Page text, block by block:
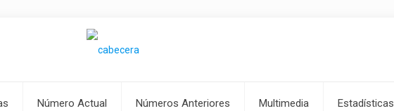
Número Actual Números Anteriores Multimedia Estadísticas